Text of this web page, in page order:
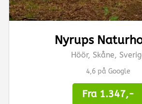
Nyrups
Höör, Skåne,
4,6 på Google
Fra 1.347,-